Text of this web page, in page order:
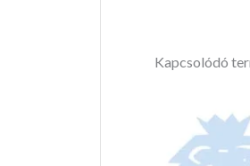
Kapcsolódó